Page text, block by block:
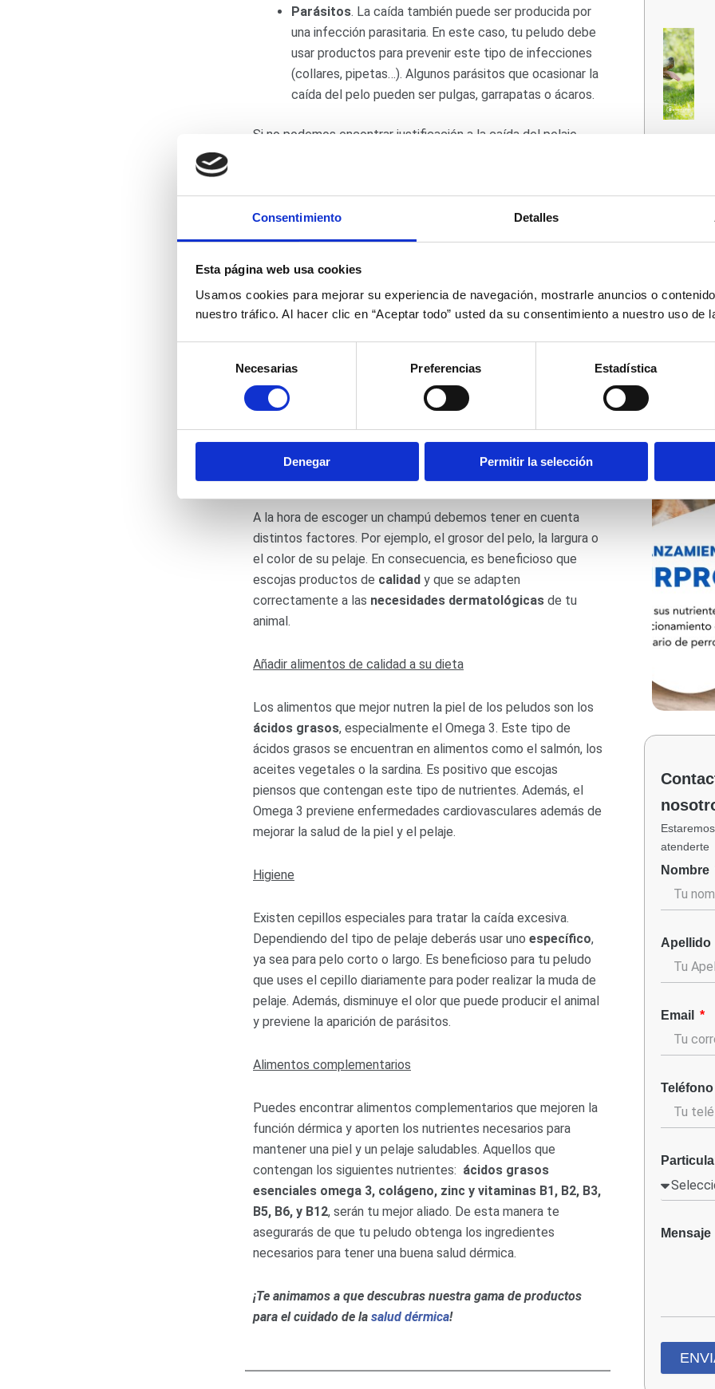
Consentimiento Detalles
Esta página web usa cookies
Usamos cookies para mejorar su experiencia de navegación, mostrarle anuncios o
nuestro tráfico. Al hacer clic en “Aceptar todo” usted da su consentimiento a nuestro uso de
consentimiento
Necesarias Preferencias Estadística
Denegar Permitir la selección
Parásitos. La caída también puede ser producida por
una infección parasitaria. En este caso, tu peludo debe
usar productos para prevenir este tipo de infecciones
(collares, pipetas…). Algunos parásitos que ocasionar la
caída del pelo pueden ser pulgas, garrapatas o ácaros.
Si no podemos encontrar justificación a la caída del pelaje
graves si no se tratan correctamente.
Además, debes tener en cuenta que las razas bulldog o bóxer
¿Cómo podemos actuar en estos casos?
Hay muchas formas con las cuales podemos ayudar a nuestro
peludo. Entre ellas:
A la hora de escoger un champú debemos tener en cuenta
distintos factores. Por ejemplo, el grosor del pelo, la largura o
el color de su pelaje. En consecuencia, es beneficioso que
escojas productos de calidad y que se adapten
correctamente a las necesidades dermatológicas de tu
animal.
Añadir alimentos de calidad a su dieta
Los alimentos que mejor nutren la piel de los peludos son los
ácidos grasos, especialmente el Omega 3. Este tipo de
ácidos grasos se encuentran en alimentos como el salmón, los
aceites vegetales o la sardina. Es positivo que escojas
piensos que contengan este tipo de nutrientes. Además, el
Omega 3 previene enfermedades cardiovasculares además de
mejorar la salud de la piel y el pelaje.
Higiene
Existen cepillos especiales para tratar la caída excesiva.
Dependiendo del tipo de pelaje deberás usar uno específico,
ya sea para pelo corto o largo. Es beneficioso para tu peludo
que uses el cepillo diariamente para poder realizar la muda de
pelaje. Además, disminuye el olor que puede producir el animal
y previene la aparición de parásitos.
Alimentos complementarios
Puedes encontrar alimentos complementarios que mejoren la
función dérmica y aporten los nutrientes necesarios para
mantener una piel y un pelaje saludables. Aquellos que
contengan los siguientes nutrientes: ácidos grasos
esenciales omega 3, colágeno, zinc y vitaminas B1, B2, B3,
B5, B6, y B12, serán tu mejor aliado. De esta manera te
asegurarás de que tu peludo obtenga los ingredientes
necesarios para tener una buena salud dérmica.
¡Te animamos a que descubras nuestra gama de productos
para el cuidado de la salud dérmica!
atenderte
Nombre
Apellido
Email
Teléfono
Mensaje